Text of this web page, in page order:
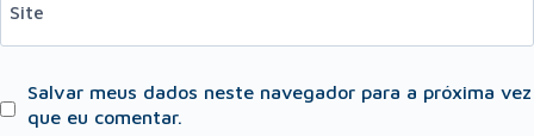
Site
Salvar meus dados neste navegador para a próxima vez
que eu comentar.